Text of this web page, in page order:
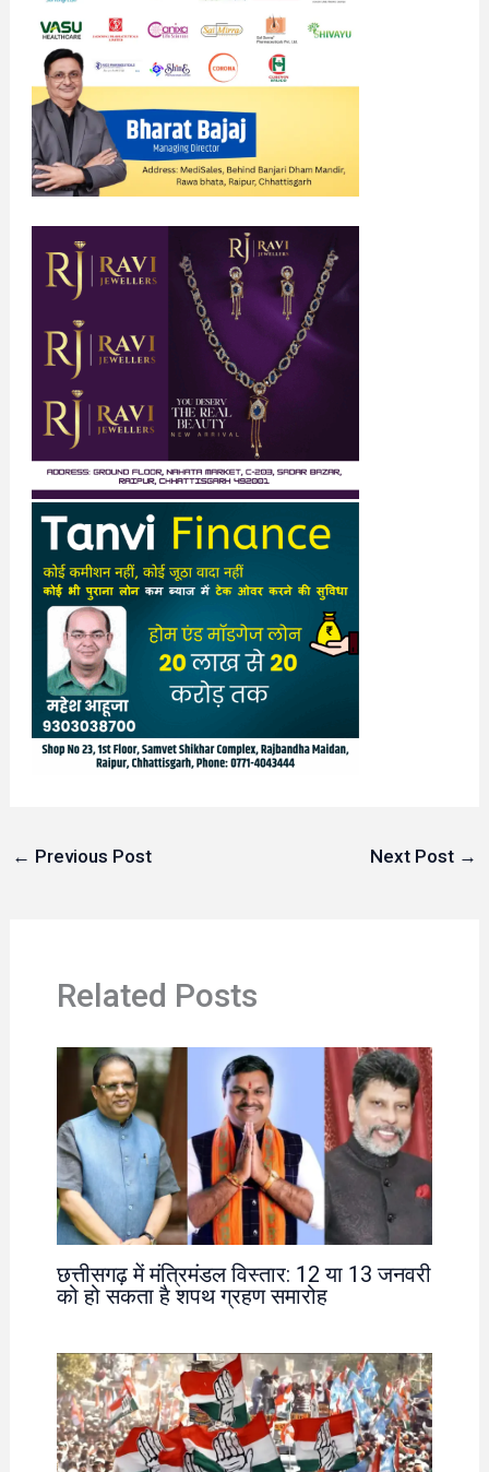
← Previous Post Next Post →
Related Posts
छत्तीसगढ़ में मंत्रिमंडल विस्तार: 12 या 13 जनवरी
को हो सकता है शपथ ग्रहण समारोह